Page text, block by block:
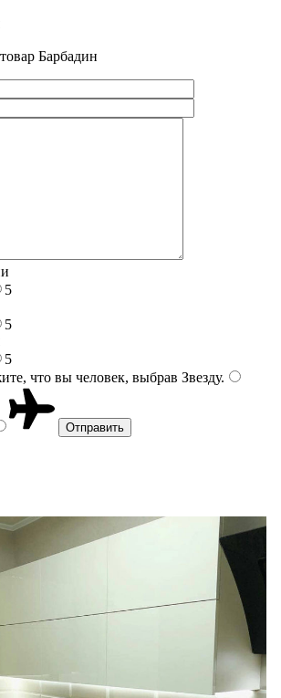
Барбадин
5
5
5
что вы человек, выбрав Звезду.